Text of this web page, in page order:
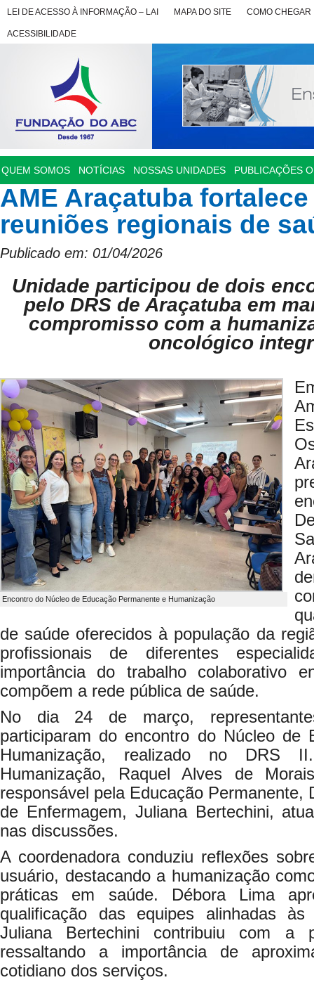
LEI DE ACESSO À INFORMAÇÃO – LAI MAPA DO SITE COMO CHEGAR
ACESSIBILIDADE
QUEM SOMOS NOTÍCIAS NOSSAS UNIDADES PUBLICAÇÕES
AME Araçatuba
reuniões regionais de
Publicado em: 01/04/2026
Unidade participou de dois
pelo DRS de Araçatuba em
compromisso com a
oncológico
Encontro do Núcleo de Educação Permanente e Humanização
de saúde oferecidos à população da
profissionais de diferentes
importância do trabalho colaborativo
compõem a rede pública de saúde.
No dia 24 de março,
participaram do encontro do Núcleo de
Humanização, realizado no DRS
Humanização, Raquel Alves de
responsável pela Educação Permanente,
de Enfermagem, Juliana Bertechini,
nas discussões.
A coordenadora conduziu reflexões
usuário, destacando a humanização
práticas em saúde. Débora Lima
qualificação das equipes alinhadas
Juliana Bertechini contribuiu com a
ressaltando a importância de
cotidiano dos serviços.